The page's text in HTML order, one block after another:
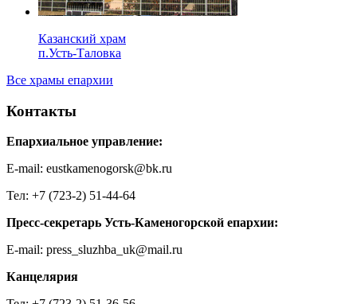
Казанский храм
п.Усть-Таловка
Все храмы епархии
Контакты
Епархиальное управление:
E-mail: eustkamenogorsk@bk.ru
Тел: +7 (723-2) 51-44-64
Пресс-секретарь Усть-Каменогорской епархии:
E-mail: press_sluzhba_uk@mail.ru
Канцелярия